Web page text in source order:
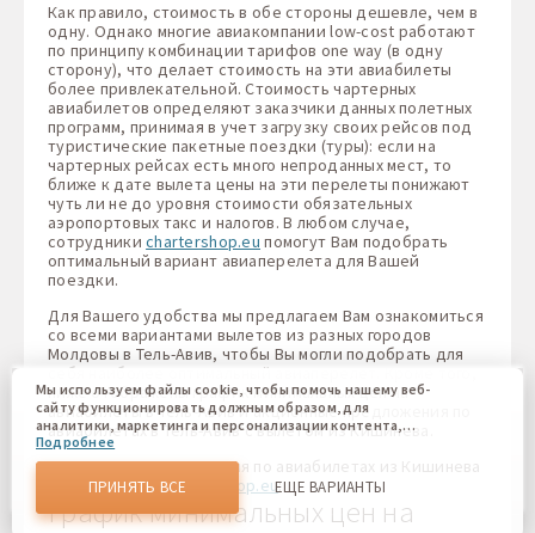
Как правило, стоимость в обе стороны дешевле, чем в
одну. Однако многие авиакомпании low-cost работают
по принципу комбинации тарифов one way (в одну
сторону), что делает стоимость на эти авиабилеты
более привлекательной. Стоимость чартерных
авиабилетов определяют заказчики данных полетных
программ, принимая в учет загрузку своих рейсов под
туристические пакетные поездки (туры): если на
чартерных рейсах есть много непроданных мест, то
ближе к дате вылета цены на эти перелеты понижают
чуть ли не до уровня стоимости обязательных
аэропортовых такс и налогов. В любом случае,
сотрудникиchartershop.eu помогут Вам подобрать
оптимальный вариант авиаперелета для Вашей
поездки.
Для Вашего удобства мы предлагаем Вам ознакомиться
со всеми вариантами вылетов из разных городов
Молдовы в Тель-Авив, чтобы Вы могли подобрать для
себя наиболее оптимальный авиаперелет. Кроме того,
ниже отображены график минимальных цен на
авиабилеты в Тель-Авив и акционные предложения по
авиабилетах в Тель-Авив с вылетом из Кишинева.
Актуальные предложения по авиабилетах из Кишинева
в Тель-Авив отchartershop.eu:
График минимальных цен на
Мы используем файлы cookie, чтобы помочь нашему веб-
сайту функционировать должным образом, для
аналитики, маркетинга и персонализации контента,
который вы видите. Файлы cookies позволяют нам
отличать Вас от других пользователей нашего веб-сайта.
Соглашаясь, вы соглашаетесь на использование всех этих
файлов cookie. Вы можете обновить свои предпочтения,
нажав кнопку настроек файлов cookie, или в любое
Подробнее
ПРИНЯТЬ ВСЕ ЕЩЕ ВАРИАНТЫ